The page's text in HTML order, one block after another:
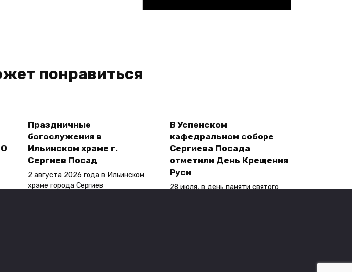
понравиться
Праздничные
богослужения в
Ильинском храме г.
Сергиев Посад
2 августа 2026 года в Ильинском
храме города Сергиев
В Успенском
кафедральном соборе
Сергиева Посада
отметили День Крещения
Руси
28 июля, в день памяти святого